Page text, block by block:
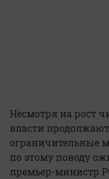
Несмотря на рост
власти
ограничительные
по этому поводу
премьер-министр